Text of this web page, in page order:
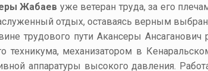
Жабаев уже ветеран труда, за его
отдых, оставаясь верным
трудового пути Акансеры Ансаганович
техникума, механизатором в
аппаратуры высокого давления.